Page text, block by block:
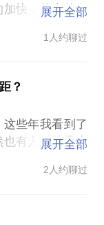
快，越来越多
认真思考的问
展开全部
1人约聊过
？
些年我看到了
有人做的风生
是失败的因素可
展开全部
2人约聊过